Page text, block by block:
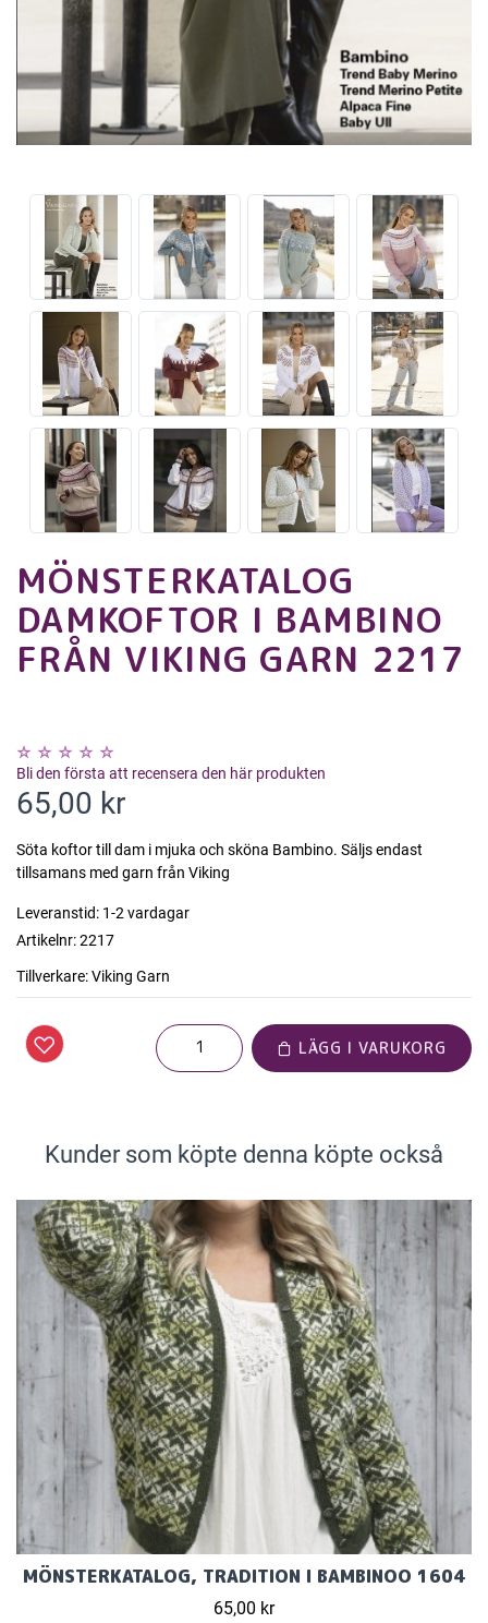
MÖNSTERKATALOG
DAMKOFTOR I BAMBINO
FRÅN VIKING GARN 2217
Bli den första att recensera den här produkten
65,00 kr
Söta koftor till dam i mjuka och sköna Bambino. Säljs endast
tillsamans med garn från Viking
Leveranstid: 1-2 vardagar
Artikelnr:2217
Tillverkare:Viking Garn
LÄGG I VARUKORG
Kunder som köpte denna köpte också
MÖNSTERKATALOG, TRADITION I BAMBINOO 1604
65,00 kr